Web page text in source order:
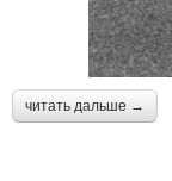
читать дальше →